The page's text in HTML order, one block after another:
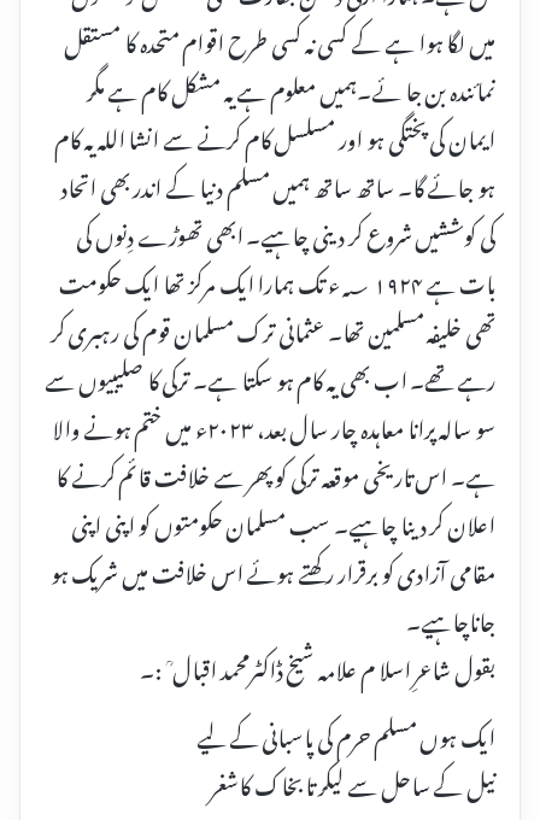
میں لگا ہوا ہے کے کسی نہ کسی طرح اقوام متحدہ کا مستقل
نمائندہ بن جا ئے۔ہمیں معلوم ہے یہ مشکل کام ہے مگر
ایمان کی پختگی ہو اور مسلسل کام کرنے سے انشا اللہ یہ کام
ہو جائے گا۔ ساتھ ساتھ ہمیں مسلم دنیا کے اندر بھی اتحاد
کی کوششیں شروع کر دینی چاہیے۔ ابھی تھوڑے دِنوں کی
بات ہے ۱۹۲۴ ؁ء تک ہمارا ایک مرکز تھا ایک حکومت
تھی خلیفہ مسلمین تھا۔ عثمانی ترک مسلمان قوم کی رہبری کر
رہے تھے۔ اب بھی یہ کام ہو سکتا ہے۔ ترکی کا صلیبیوں سے
سو سالہ پرانا معاہدہ چار سال بعد، ۲۰۲۳ء میں ختم ہونے والا
ہے۔ اس تاریخی موقعہ ترکی کو پھر سے خلافت قائم کرنے کا
اعلان کر دینا چاہیے۔ سب مسلمان حکومتوں کو اپنی اپنی
مقامی آزادی کو برقرار رکھتے ہوئے اس خلافت میں شریک ہو
جاناچاہیے۔
بقول شاعرِ اسلا م علامہ شیخ ڈاکٹرمحمد اقبال ؒ :۔
ایک ہوں مسلم حرم کی پاسبانی کے لیے
نیل کے ساحل سے لیکر تا بخاک کاشغر